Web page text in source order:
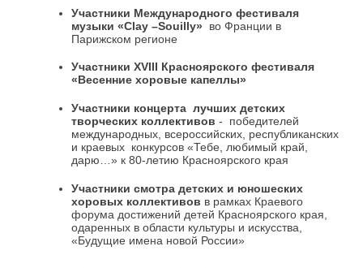
Участники Международного фестиваля
музыки «Clay –Souilly» во Франции в
Парижском регионе
Участники XVIII Красноярского фестиваля
«Весенние хоровые капеллы»
Участники концерта лучших детских
творческих коллективов - победителей
международных, всероссийских, республиканских
и краевых конкурсов «Тебе, любимый край,
дарю…» к 80-летию Красноярского края
Участники смотра детских и юношеских
хоровых коллективов в рамках Краевого
форума достижений детей Красноярского края,
одаренных в области культуры и искусства,
«Будущие имена новой России»